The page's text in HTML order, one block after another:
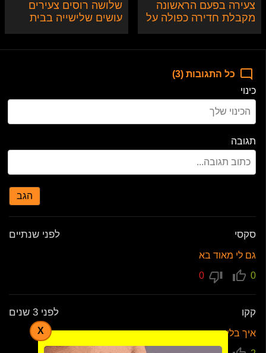
צעירה בפעם הראשונה
מקבלת חדירה כפולה על
שלושה רוסים צעירים
עושים שלישייה בבית
כל התגובות (3)
כינוי
תגובה
הגב
סקסי לפני שנתיים
גם לי מאוד בא
0
קקו לפני 3 שנים
איך בלי X